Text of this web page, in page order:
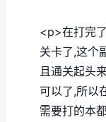
<p>在打完
关卡了,这个
且通关起头
可以了,所以
需要打的本